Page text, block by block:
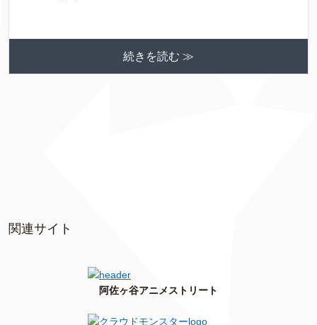
続きを読む ≫
関連サイト
阿佐ヶ谷アニメストリート